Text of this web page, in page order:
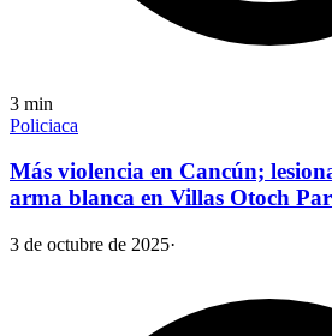
3 min
Policiaca
Más violencia en Cancún;
arma blanca en Villas Otoch
3 de octubre de 2025·